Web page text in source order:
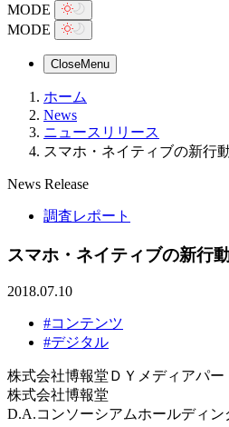
MODE
MODE
CloseMenu
ホーム
News
ニュースリリース
スマホ・ネイティブの新行
News Release
調査レポート
スマホ・ネイティブの新行
2018.07.10
#コンテンツ
#デジタル
株式会社博報堂ＤＹメディアパー
株式会社博報堂
D.A.コンソーシアムホールディン